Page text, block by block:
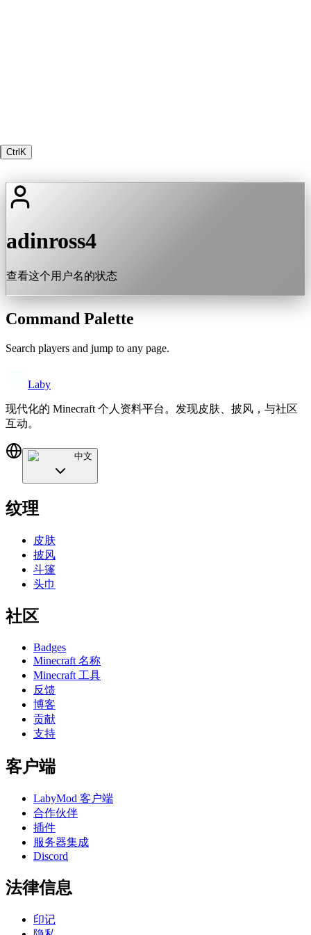
Ctrl K
adinross4
查看这个用户名的状态
Command Palette
Search players and jump to any page.
Laby
现代化的 Minecraft 个人资料平台。发现皮肤、披风，与社区
互动。
中文
纹理
皮肤
披风
斗篷
头巾
社区
Badges
Minecraft 名称
Minecraft 工具
反馈
博客
贡献
支持
客户端
LabyMod 客户端
合作伙伴
插件
服务器集成
Discord
法律信息
印记